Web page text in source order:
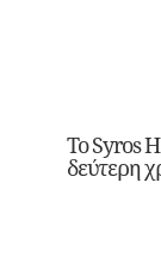
Το Syros
δεύτερη